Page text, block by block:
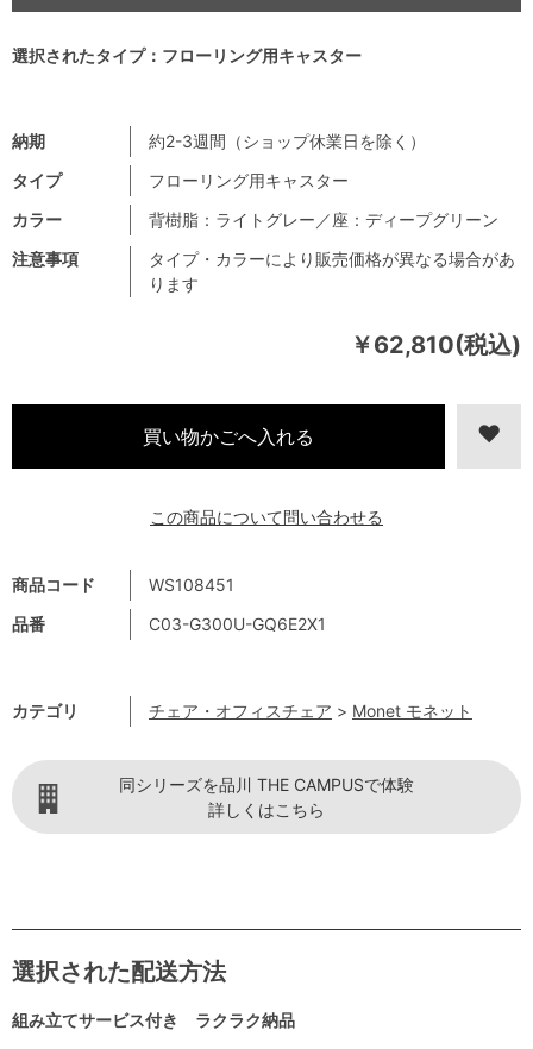
￥62,810(税込)
商品コード
WS108451
品番
C03-G300U-GQ6E2X1
カテゴリ チェア・オフィスチェア > Monet モネット
注意事項
タイプ・カラーにより販売価格が異なる場合があ
ります
納期
約2-3週間（ショップ休業日を除く）
タイプ
フローリング用キャスター
カラー
背樹脂：ライトグレー／座：ディープグリーン
選択されたタイプ：フローリング用キャスター
この商品について問い合わせる
同シリーズを品川 THE CAMPUSで体験
詳しくはこちら
選択された配送方法
組み立てサービス付き ラクラク納品